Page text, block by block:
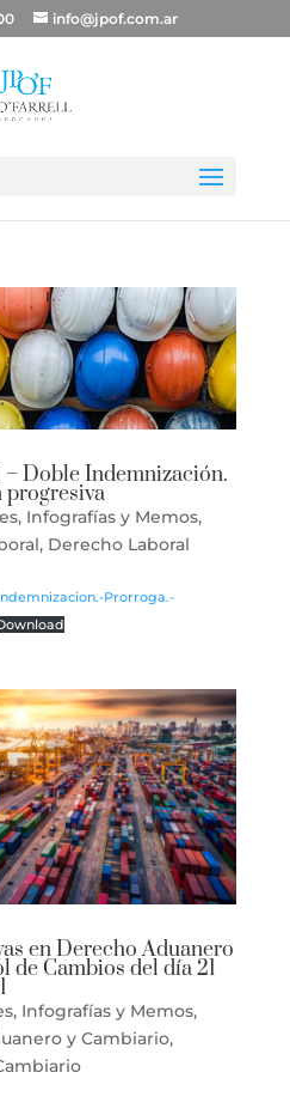
info@jpof.com.ar
Doble Indemnización.
progresiva
, Infografías y Memos,
, Derecho Laboral
Prorroga.-
en Derecho Aduanero
de Cambios del día 21
, Infografías y Memos,
y Cambiario,